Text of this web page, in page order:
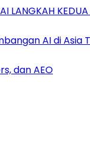
LANGKAH
AI di Asia
dan AEO